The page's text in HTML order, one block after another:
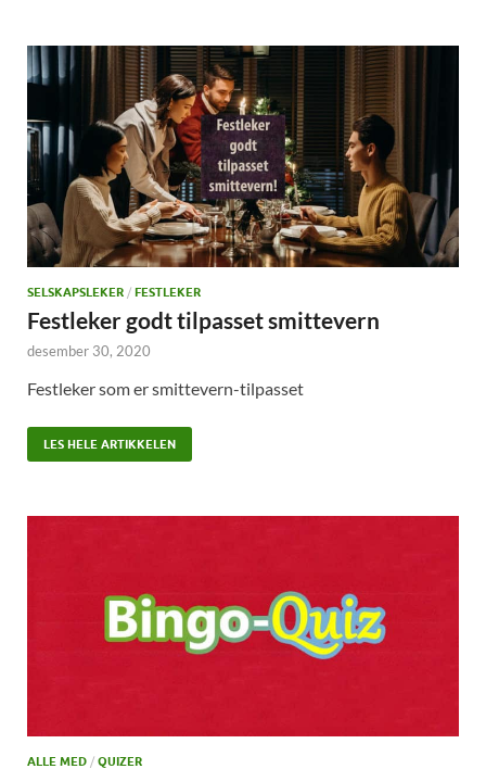
SELSKAPSLEKER / FESTLEKER
Festleker godt tilpasset smittevern
desember 30, 2020
Festleker som er smittevern-tilpasset
LES HELE ARTIKKELEN
ALLE MED / QUIZER